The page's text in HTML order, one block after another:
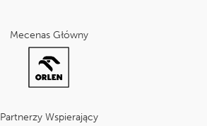
Mecenas Główny
Partnerzy Wspierający